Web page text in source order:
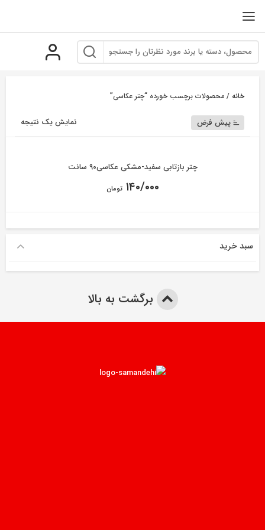
خانه / محصولات برچسب خورده “چتر عکاسی”
نمایش یک نتیجه پیش فرض
چتر بازتابی سفید-مشکی عکاسی۹۰ سانت
۱۴۰/۰۰۰ تومان
سبد خرید
برگشت به بالا